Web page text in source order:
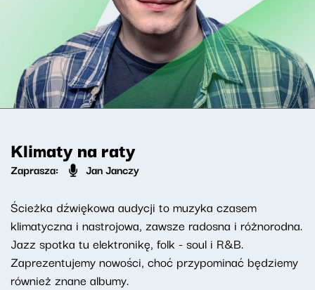
Klimaty na raty
Zaprasza: Jan Janczy
Ścieżka dźwiękowa audycji to muzyka czasem
klimatyczna i nastrojowa, zawsze radosna i różnorodna.
Jazz spotka tu elektronikę, folk - soul i R&B.
Zaprezentujemy nowości, choć przypominać będziemy
również znane albumy.